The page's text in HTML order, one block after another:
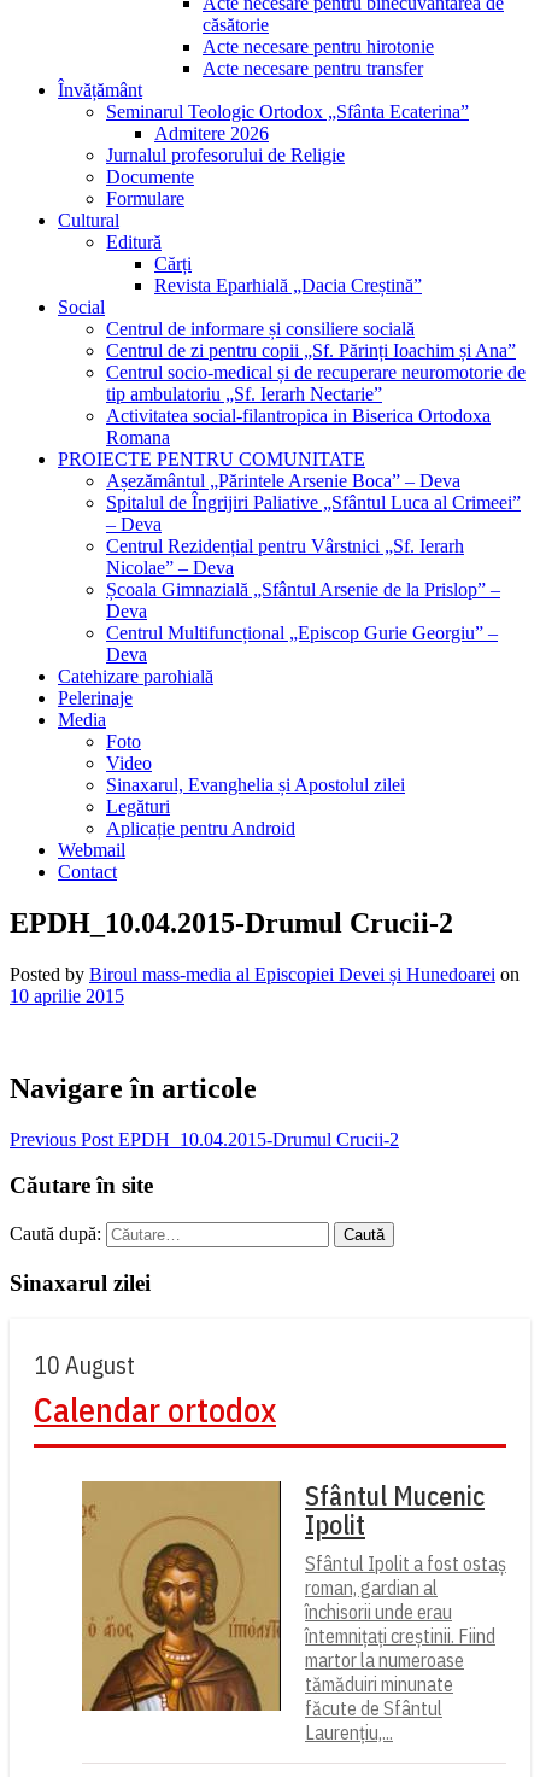
căsătorie
Acte necesare pentru hirotonie
Acte necesare pentru transfer
Învățământ
Seminarul Teologic Ortodox „Sfânta Ecaterina”
Admitere 2026
Jurnalul profesorului de Religie
Documente
Formulare
Cultural
Editură
Cărți
Revista Eparhială „Dacia Creștină”
Social
Centrul de informare și consiliere socială
Centrul de zi pentru copii „Sf. Părinți Ioachim și Ana”
Centrul socio-medical și de recuperare neuromotorie de
tip ambulatoriu „Sf. Ierarh Nectarie”
Activitatea social-filantropica in Biserica Ortodoxa
Romana
PROIECTE PENTRU COMUNITATE
Așezământul „Părintele Arsenie Boca” – Deva
Spitalul de Îngrijiri Paliative „Sfântul Luca al Crimeei”
– Deva
Centrul Rezidențial pentru Vârstnici „Sf. Ierarh
Nicolae” – Deva
Școala Gimnazială „Sfântul Arsenie de la Prislop” –
Deva
Centrul Multifuncțional „Episcop Gurie Georgiu” –
Deva
Catehizare parohială
Pelerinaje
Media
Foto
Video
Sinaxarul, Evanghelia și Apostolul zilei
Legături
Aplicație pentru Android
Webmail
Contact
EPDH_10.04.2015-Drumul Crucii-2
Posted by Biroul mass-media al Episcopiei Devei și Hunedoarei on
10 aprilie 2015
Navigare în articole
Previous Post EPDH_10.04.2015-Drumul Crucii-2
Căutare în site
Caută după:
Sinaxarul zilei
10 August
Calendar ortodox
Sfântul Mucenic
Ipolit
Sfântul Ipolit a fost ostaș
roman, gardian al
închisorii unde erau
întemnițați creștinii. Fiind
martor la numeroase
tămăduiri minunate
făcute de Sfântul
Laurențiu,...